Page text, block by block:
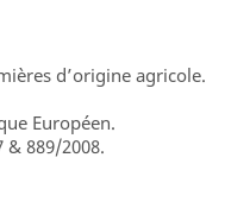
d’origine agricole.
Européen.
889/2008.